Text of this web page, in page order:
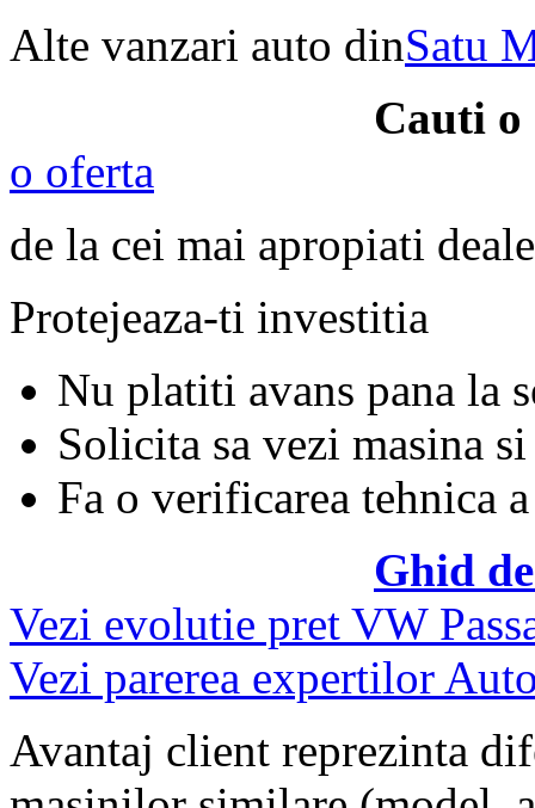
Alte vanzari auto dinSatu
Cauti o
o oferta
de la cei mai apropiati
Protejeaza-ti investitia
Nu platiti avans pana la
Solicita sa vezi masina si
Fa o verificarea tehnica
Ghid
Vezi evolutie pret VW
Vezi parerea expertilor
Avantaj client reprezinta